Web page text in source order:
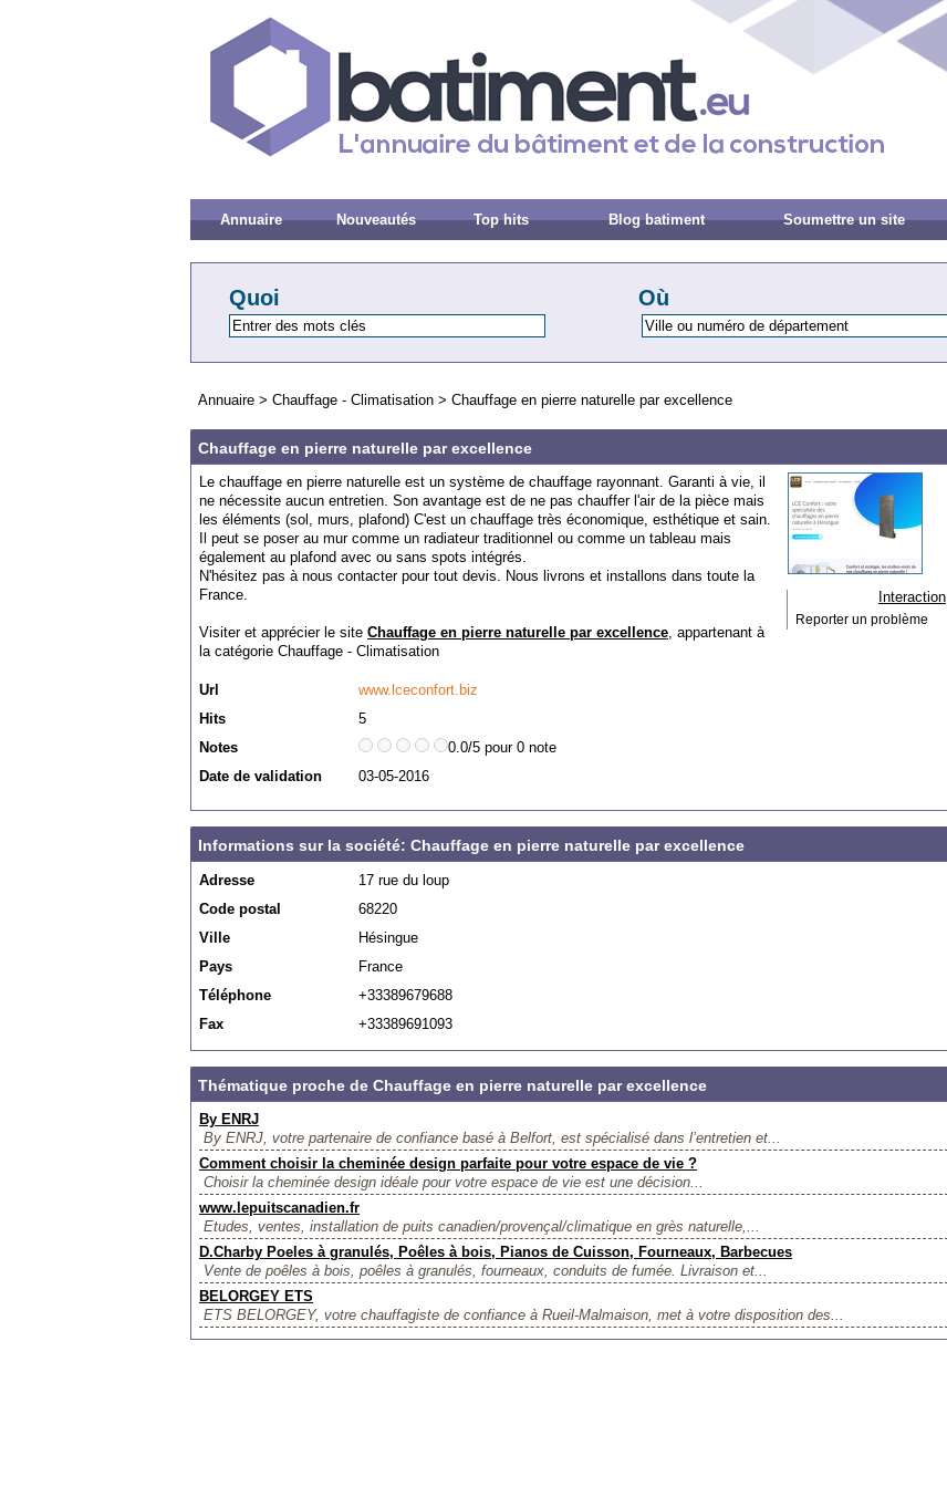
Annuaire Nouveautés Top hits Blog batiment Soumettre un site
Quoi Où
Annuaire > Chauffage - Climatisation > Chauffage en pierre naturelle par excellence
Chauffage en pierre naturelle par excellence
Le chauffage en pierre naturelle est un système de chauffage rayonnant. Garanti à vie, il
ne nécessite aucun entretien. Son avantage est de ne pas chauffer l'air de la pièce mais
les éléments (sol, murs, plafond) C'est un chauffage très économique, esthétique et sain.
Il peut se poser au mur comme un radiateur traditionnel ou comme un tableau mais
également au plafond avec ou sans spots intégrés.
N'hésitez pas à nous contacter pour tout devis. Nous livrons et installons dans toute la
France.
Visiter et apprécier le site Chauffage en pierre naturelle par excellence, appartenant à
la catégorie Chauffage - Climatisation
Url
www.lceconfort.biz
Hits
5
Notes
0.0/5 pour 0 note
Date de validation
03-05-2016
Interaction
Reporter un problème
Informations sur la société: Chauffage en pierre naturelle par excellence
Adresse
17 rue du loup
Code postal
68220
Ville
Hésingue
Pays
France
Téléphone
+33389679688
Fax
+33389691093
Thématique proche de Chauffage en pierre naturelle par excellence
By ENRJ
By ENRJ, votre partenaire de confiance basé à Belfort, est spécialisé dans l’entretien et...
Comment choisir la cheminée design parfaite pour votre espace de vie ?
Choisir la cheminée design idéale pour votre espace de vie est une décision...
www.lepuitscanadien.fr
Etudes, ventes, installation de puits canadien/provençal/climatique en grès naturelle,...
D.Charby Poeles à granulés, Poêles à bois, Pianos de Cuisson, Fourneaux, Barbecues
Vente de poêles à bois, poêles à granulés, fourneaux, conduits de fumée. Livraison et...
BELORGEY ETS
ETS BELORGEY, votre chauffagiste de confiance à Rueil-Malmaison, met à votre disposition des...